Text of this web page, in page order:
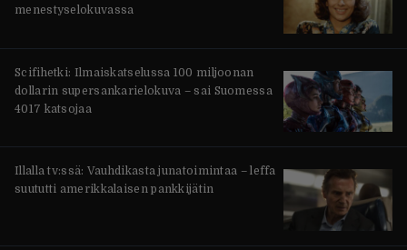
menestyselokuvassa
Scifihetki: Ilmaiskatselussa 100 miljoonan
dollarin supersankarielokuva – sai Suomessa
4017 katsojaa
Illalla tv:ssä: Vauhdikasta junatoimintaa – leffa
suututti amerikkalaisen pankkijätin